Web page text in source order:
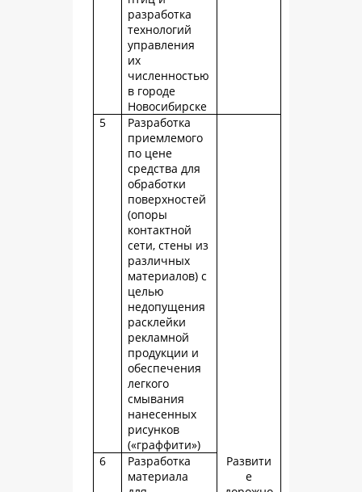
разработка
технологий
управления
их
численностью
в городе
Новосибирске
5
Разработка
приемлемого
по цене
средства для
обработки
поверхностей
(опоры
контактной
сети, стены из
различных
материалов) с
целью
недопущения
расклейки
рекламной
продукции и
обеспечения
легкого
смывания
нанесенных
рисунков
(«граффити»)
Развити
е
6
Разработка
материала